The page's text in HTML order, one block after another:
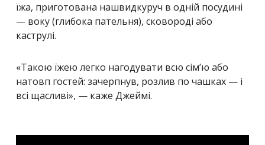
їжа, приготована нашвидкуруч в одній посудині
— воку (глибока пательня), сковороді або
каструлі.
«Такою їжею легко нагодувати всю сім’ю або
натовп гостей: зачерпнув, розлив по чашках — і
всі щасливі», — каже Джеймі.